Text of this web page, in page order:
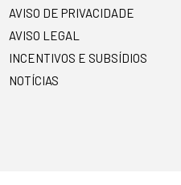
AVISO DE PRIVACIDADE
AVISO LEGAL
INCENTIVOS E SUBSÍDIOS
NOTÍCIAS